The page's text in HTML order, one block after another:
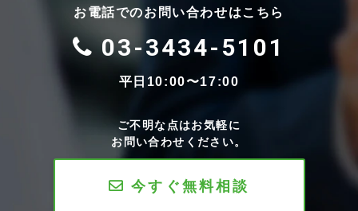
お電話でのお問い合わせはこちら
03-3434-5101
平日10:00〜17:00
ご不明な点はお気軽に
お問い合わせください。
今すぐ無料相談